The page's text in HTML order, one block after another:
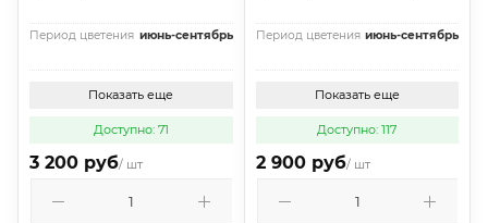
Период цветения июнь-сентябрь
Показать еще
Доступно: 71
3 200 руб/ шт
Период цветения июнь-сентябрь
Показать еще
Доступно: 117
2 900 руб/ шт